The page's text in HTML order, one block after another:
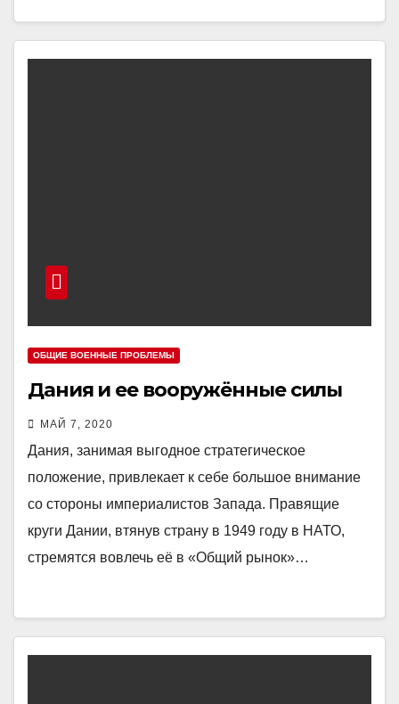
ОБЩИЕ ВОЕННЫЕ ПРОБЛЕМЫ
Дания и ее вооружённые силы
МАЙ 7, 2020
Дания, занимая выгодное стратегическое
положение, привлекает к себе большое внимание
со стороны империалистов Запада. Правящие
круги Дании, втянув страну в 1949 году в НАТО,
стремятся вовлечь её в «Общий рынок»…